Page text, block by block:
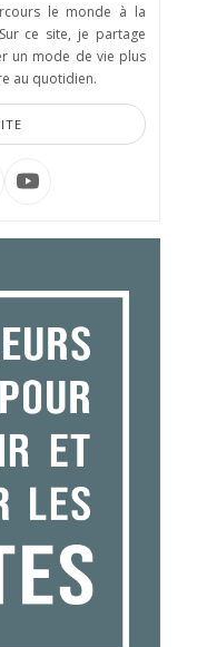
le monde à la
ce site, je partage
un mode de vie plus
au quotidien.